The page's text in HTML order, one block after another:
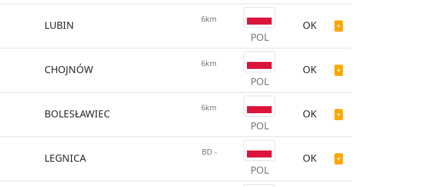
LUBIN 6km
POL
OK
CHOJNÓW 6km
POL
OK
BOLESŁAWIEC 6km
POL
OK
LEGNICA BD -
POL
OK